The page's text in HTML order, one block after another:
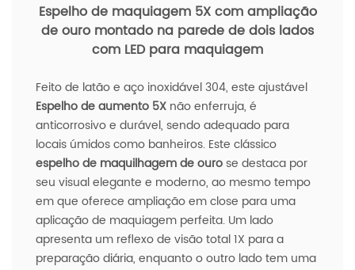
Espelho de maquiagem 5X com ampliação
de ouro montado na parede de dois lados
com LED para maquiagem
Feito de latão e aço inoxidável 304, este ajustável
Espelho de aumento 5X não enferruja, é
anticorrosivo e durável, sendo adequado para
locais úmidos como banheiros. Este clássico
espelho de maquilhagem de ourose destaca por
seu visual elegante e moderno, ao mesmo tempo
em que oferece ampliação em close para uma
aplicação de maquiagem perfeita. Um lado
apresenta um reflexo de visão total 1X para a
preparação diária, enquanto o outro lado tem uma